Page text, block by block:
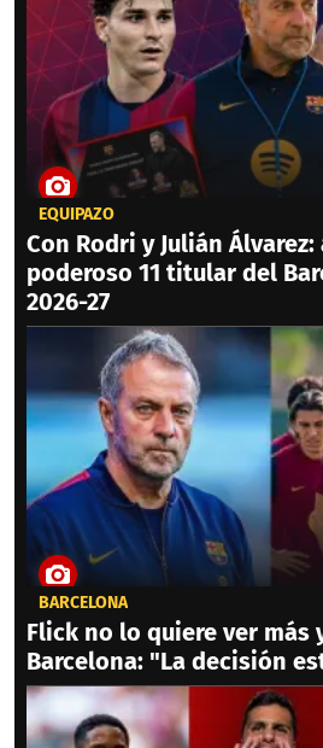
EQUIPAZO
Con Rodri y Julián
poderoso 11 titular del
2026-27
BARCELONA
Flick no lo quiere ver más
Barcelona: "La decisión